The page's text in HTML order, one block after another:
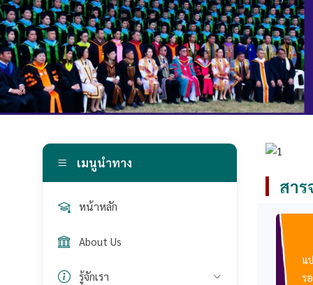
เมนูนำทาง
หน้าหลัก
About Us
รู้จักเรา
สา